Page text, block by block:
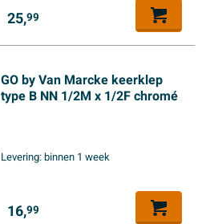
25,99
GO by Van Marcke keerklep
type B NN 1/2M x 1/2F chromé
Levering:binnen 1 week
16,99